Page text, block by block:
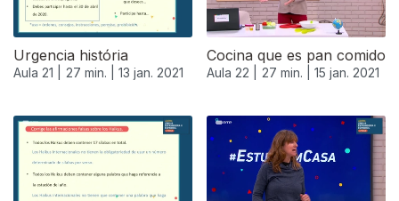
Urgencia história
Aula 21 | 27 min. | 13 jan. 2021
Cocina que es pan comido
Aula 22 | 27 min. | 15 jan. 2021
519502